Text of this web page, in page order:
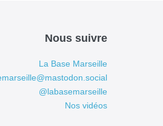
Nous suivre
La Base Marseille
@labasemarseille
Nos vidéos